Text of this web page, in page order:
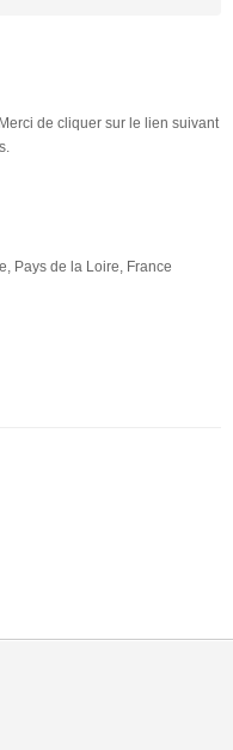
de cliquer sur le lien suivant
Pays de la Loire, France